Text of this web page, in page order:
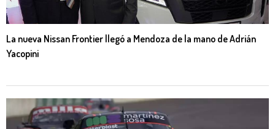
La nueva Nissan Frontier llegó a Mendoza de la mano de Adrián
Yacopini